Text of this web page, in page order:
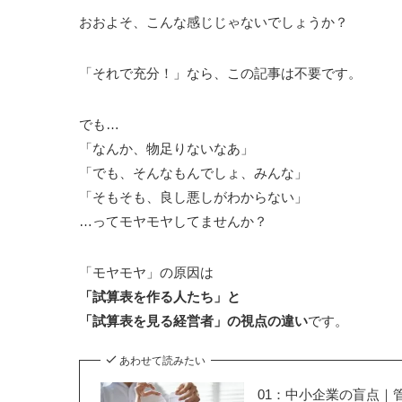
おおよそ、こんな感じじゃないでしょうか？
「それで充分！」なら、この記事は不要です。
でも…
「なんか、物足りないなあ」
「でも、そんなもんでしょ、みんな」
「そもそも、良し悪しがわからない」
…ってモヤモヤしてませんか？
「モヤモヤ」の原因は
「試算表を作る人たち」と
「試算表を見る経営者」の視点の違いです。
あわせて読みたい
01：中小企業の盲点｜